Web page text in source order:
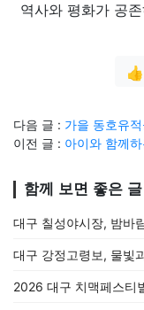
역사와 평화가 공
다음 글 : 가을 동호유
이전 글 : 아이와 함께
함께 보면 좋은 글
대구 칠성야시장, 밤바
대구 강정고령보, 물빛
2026 대구 치맥페스티